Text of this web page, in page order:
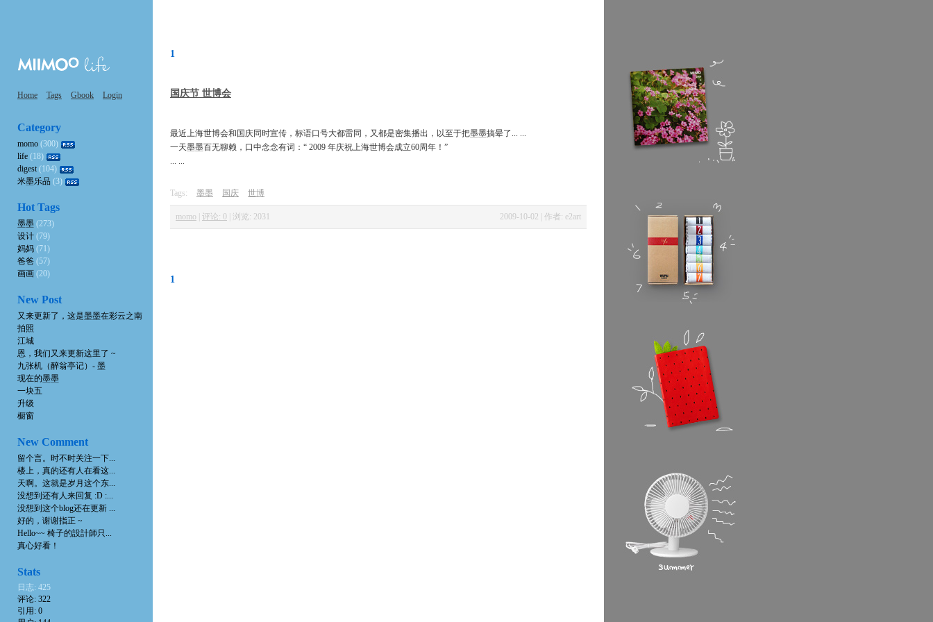
Home Tags Gbook Login
1
国庆节 世博会
最近上海世博会和国庆同时宣传，标语口号大都雷同，又都是密集播出，以至于把墨墨搞晕了... ...
一天墨墨百无聊赖，口中念念有词：“ 2009 年庆祝上海世博会成立60周年！”
... ...
Tags: 墨墨 国庆 世博
2009-10-02 | 作者: e2art
momo 评论: 0 浏览: 2031
1
Category
momo (300)
life (18)
digest(104)
米墨乐品 (3)
Hot Tags
墨墨 (273)
设计 (79)
妈妈 (71)
爸爸 (57)
画画 (20)
New Post
又来更新了，这是墨墨在彩云之南
拍照
江城
恩，我们又来更新这里了 ~
九张机（醉翁亭记）- 墨
现在的墨墨
一块五
升级
橱窗
New Comment
留个言。时不时关注一下...
楼上，真的还有人在看这...
天啊。这就是岁月这个东...
没想到还有人来回复 :D :...
没想到这个blog还在更新 ...
好的，谢谢指正 ~
Hello~~ 椅子的設計師只...
真心好看！
Stats
日志: 425
评论: 322
引用: 0